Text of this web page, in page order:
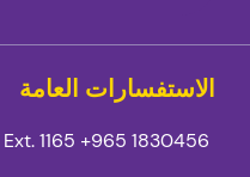
الاستفسارات العامة
1830456 965+